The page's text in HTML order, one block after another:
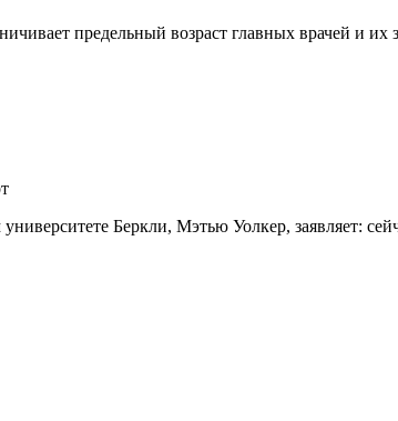
предельный возраст главных врачей и
Беркли, Мэтью Уолкер, заявляет: